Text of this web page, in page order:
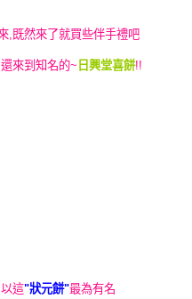
,既然來了就買些伴手禮吧
來到知名的~ 日興堂喜餅!!
這"狀元餅"最為有名